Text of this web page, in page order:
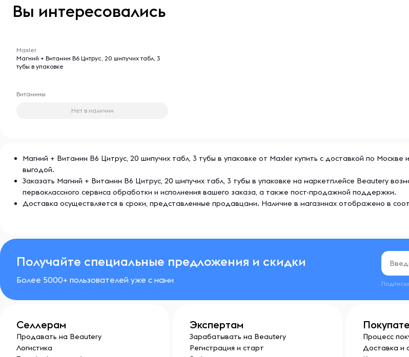
Вы интересовались
Maxler
Магний + Витамин B6 Цитрус, 20 шипучих табл, 3
тубы в упаковке
Витамины
Нет в наличии
Магний + Витамин B6 Цитрус, 20 шипучих табл, 3 тубы в упаковке от Maxler купить с доставкой по
выгодой.
Заказать Магний + Витамин B6 Цитрус, 20 шипучих табл, 3 тубы в упаковке на маркетплейсе Beautery
первоклассного сервиса обработки и исполнения вашего заказа, а также пост-продажной поддержки.
Доставка осуществляется в сроки, представленные продавцами. Наличие в магазинах отображено в
Получайте специальные предложения и скидки
Более 5000+ пользователей уже с нами
Селлерам
Продавать на Beautery
Логистика
Экспертам
Зарабатывать на Beautery
Регистрация и старт
Процесс
Доставка и